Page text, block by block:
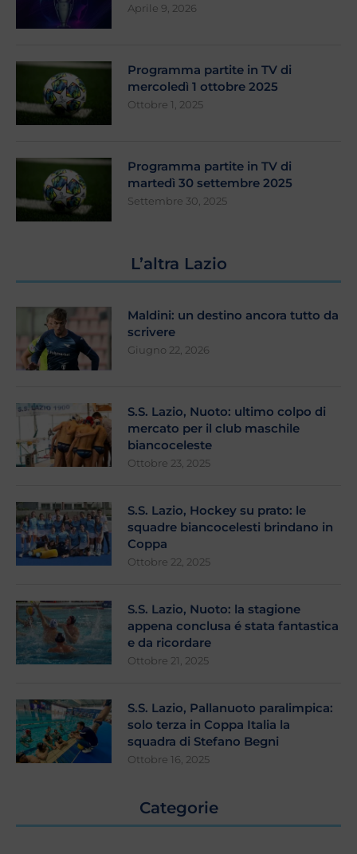
Aprile 9, 2026
Programma partite in TV di
mercoledì 1 ottobre 2025
Ottobre 1, 2025
Programma partite in TV di
martedì 30 settembre 2025
Settembre 30, 2025
L’altra Lazio
Maldini: un destino ancora tutto da
scrivere
Giugno 22, 2026
S.S. Lazio, Nuoto: ultimo colpo di
mercato per il club maschile
biancoceleste
Ottobre 23, 2025
S.S. Lazio, Hockey su prato: le
squadre biancocelesti brindano in
Coppa
Ottobre 22, 2025
S.S. Lazio, Nuoto: la stagione
appena conclusa é stata fantastica
e da ricordare
Ottobre 21, 2025
S.S. Lazio, Pallanuoto paralimpica:
solo terza in Coppa Italia la
squadra di Stefano Begni
Ottobre 16, 2025
Categorie